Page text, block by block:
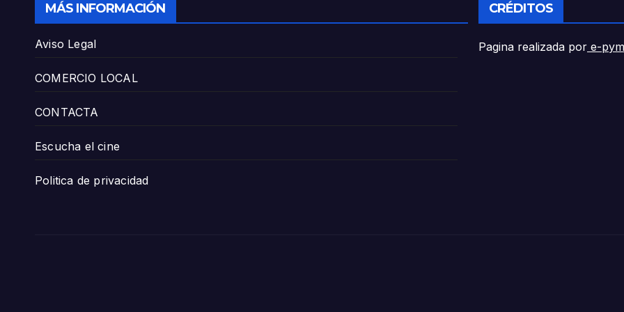
MÁS INFORMACIÓN
Aviso Legal
COMERCIO LOCAL
CONTACTA
Escucha el cine
Politica de privacidad
CRÉDITOS
Pagina realizada por e-